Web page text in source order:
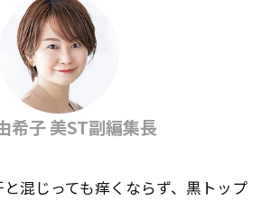
希子 美ST副編集長
混じっても痒くならず、黒トップ